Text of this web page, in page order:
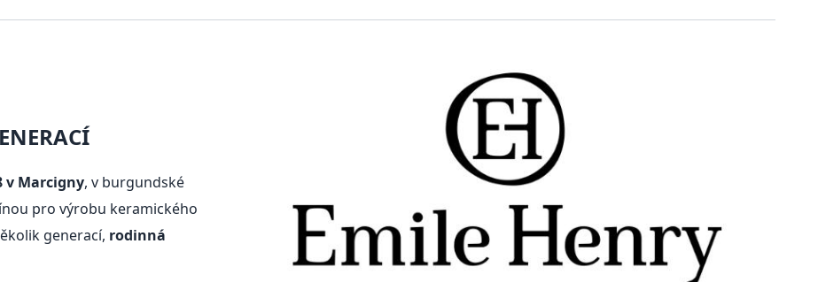
v Marcigny, v burgundské
pro výrobu keramického
generací, rodinná